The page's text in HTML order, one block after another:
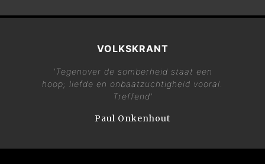
VOLKSKRANT
'Tegenover de somberheid staat een
hoop; liefde en onbaatzuchtigheid vooral.
Treffend'
Paul Onkenhout